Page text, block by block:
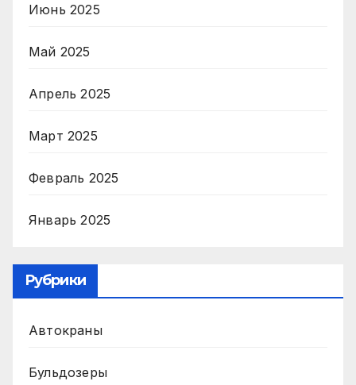
Июнь 2025
Май 2025
Апрель 2025
Март 2025
Февраль 2025
Январь 2025
Рубрики
Автокраны
Бульдозеры